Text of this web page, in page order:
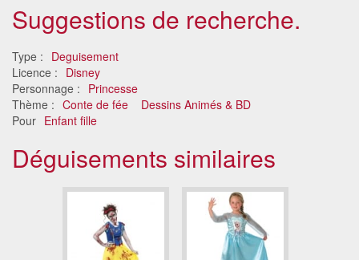
Suggestions de recherche.
Type : Deguisement
Licence : Disney
Personnage : Princesse
Thème : Conte de fée
Dessins Animés & BD
Pour Enfant fille
Déguisements similaires